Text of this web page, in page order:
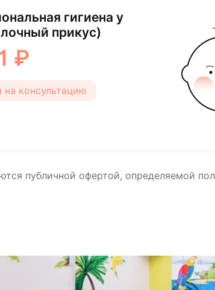
гигиена у
прикус)
₽
на консультацию
публичной офертой, определяемой